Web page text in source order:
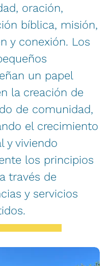
oración,
bíblica, misión,
y conexión. Los
un papel
la creación de
de comunidad,
el crecimiento
y viviendo
los principios
través de
y servicios